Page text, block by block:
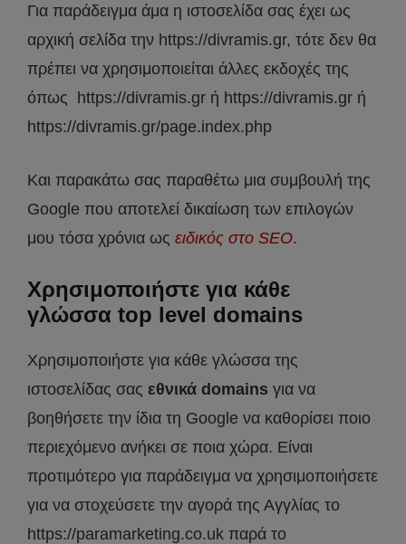
Για παράδειγμα άμα η ιστοσελίδα σας έχει ως
αρχική σελίδα την https://divramis.gr, τότε δεν θα
πρέπει να χρησιμοποιείται άλλες εκδοχές της
όπως https://divramis.gr ή https://divramis.gr ή
https://divramis.gr/page.index.php
Και παρακάτω σας παραθέτω μια συμβουλή της
Google που αποτελεί δικαίωση των επιλογών
μου τόσα χρόνια ως ειδικός στο SEO.
Χρησιμοποιήστε για κάθε
γλώσσα top level domains
Χρησιμοποιήστε για κάθε γλώσσα της
ιστοσελίδας σας εθνικά domains για να
βοηθήσετε την ίδια τη Google να καθορίσει ποιο
περιεχόμενο ανήκει σε ποια χώρα. Είναι
προτιμότερο για παράδειγμα να χρησιμοποιήσετε
για να στοχεύσετε την αγορά της Αγγλίας το
https://paramarketing.co.uk παρά το